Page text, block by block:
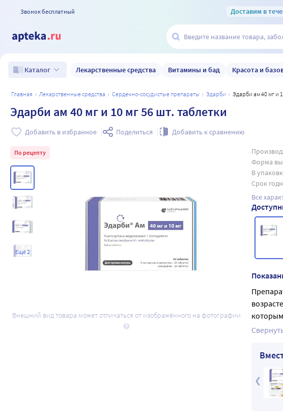
Звонок бесплатный Доставим в
Каталог Лекарственные средства Витамины и бад Красота и
главная лекарственные средства сердечно-сосудистые препараты эдарби Эдарби ам 40 мг и
Эдарби ам 40 мг и 10 мг 56 шт. таблетки
Добавить в избранное Поделиться Добавить к сравнению
По рецепту
Ещё 2
Внешний вид товара может отличаться от изображённого на фотографии
Форма
В
Срок
Все